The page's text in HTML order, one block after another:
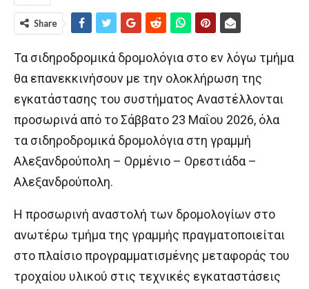
Share
Τα σιδηροδρομικά δρομολόγια στο εν λόγω τμήμα
θα επανεκκινήσουν με την ολοκλήρωση της
εγκατάστασης του συστήματος Αναστέλλονται
προσωρινά από το Σάββατο 23 Μαΐου 2026, όλα
τα σιδηροδρομικά δρομολόγια στη γραμμή
Αλεξανδρούπολη – Ορμένιο – Ορεστιάδα –
Αλεξανδρούπολη.
Η προσωρινή αναστολή των δρομολογίων στο
ανωτέρω τμήμα της γραμμής πραγματοποιείται
στο πλαίσιο προγραμματισμένης μεταφοράς του
τροχαίου υλικού στις τεχνικές εγκαταστάσεις